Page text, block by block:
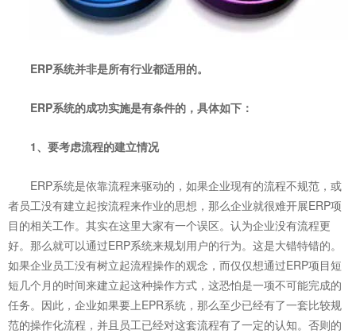
ERP系统并非是所有行业都适用的。
ERP系统的成功实施是有条件的，具体如下：
1、要考虑流程的建立情况
ERP系统是依靠流程来驱动的，如果企业现有的流程不规范 ，或
者员工没有建立起按流程来作业的思想，那么企业就很难开展ERP项
目的相关工作。其实在这里大家有一个误区。认为企业没有流程更
好。那么就可以通过ERP系统来规划用户的行为。这是大错特错的。
如果企业员工没有树立起流程操作的观念，而仅仅想通过ERP项目短
短几个月的时间来建立起这种操作方式，这恐怕是一项不可能完成的
任务。因此，企业如果要上EPR系统，那么至少已经有了一套比较规
范的操作化流程，并且员工已经对这套流程有了一定的认知。否则的